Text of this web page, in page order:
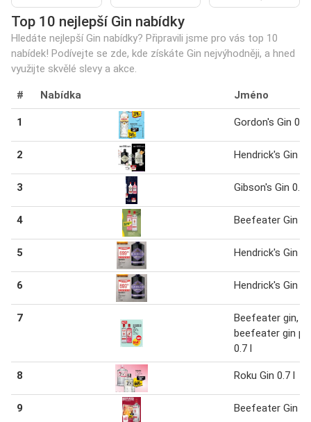
Top 10 nejlepší Gin nabídky
Hledáte nejlepší Gin nabídky? Připravili jsme pro vás top 10
nabídek! Podívejte se zde, kde získáte Gin nejvýhodněji, a hned
využijte skvělé slevy a akce.
# Nabídka Jméno
1 Gordon's Gin 0.7
2 Hendrick's Gin
3 Gibson's Gin 0.7L
4 Beefeater Gin
5 Hendrick's Gin
6 Hendrick's Gin
7
Beefeater gin,
beefeater gin
0.7 l
8 Roku Gin 0.7 l
9 Beefeater Gin